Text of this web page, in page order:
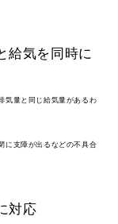
給気を同時に
気量と同じ給気量があるわ
に支障が出るなどの不具合
対応